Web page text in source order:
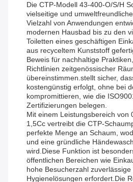
Die CTP-Modell 43-400-O/S/H
vielseitige und
Vielzahl von Anwendungen
modernen Hausbad bis zu den
Toiletten eines geschäftigen
aus recyceltem Kunststoff
Beweis für nachhaltige
Richtlinien zeitgenössischer
übereinstimmen.stellt sicher,
kostengünstig erfolgt, ohne bei
kompromittieren, wie die
Zertifizierungen belegen.
Mit einem Leistungsbereich von
1,5Cc vertreibt die CTP-
perfekte Menge an Schaum,
und eine gründliche
wird.Diese Funktion ist
öffentlichen Bereichen wie
hohe Besucherzahl
Hygienelösungen erfordert.Die